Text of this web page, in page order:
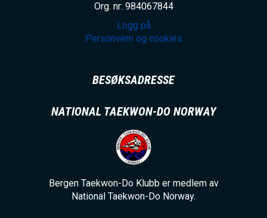
Org. nr: 984067844
Logg på
Personvern og cookies
BESØKSADRESSE
NATIONAL TAEKWON-DO NORWAY
Bergen Taekwon-Do Klubb er medlem av
National Taekwon-Do Norway.